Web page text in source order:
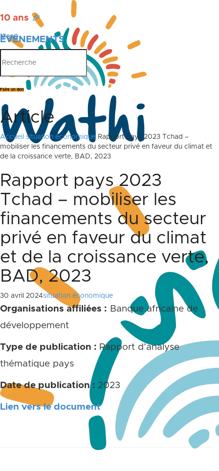
10 ans 🎉
ÉVÉNEMENTS
PUBLICATIONS
Menu
Faire un don
Article
Accueil situation économique Rapport pays 2023 Tchad –
mobiliser les financements du secteur privé en faveur du climat et
de la croissance verte, BAD, 2023
Rapport pays 2023
Tchad – mobiliser les
financements du secteur
privé en faveur du climat
et de la croissance verte,
BAD, 2023
30 avril 2024situation économique
Organisations affiliées : Banque africaine de
développement
Type de publication : Rapport d’analyse
thématique pays
Date de publication : 2023
Lien vers le document